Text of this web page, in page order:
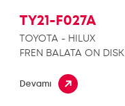
TY21-F027A
TOYOTA - HILUX
FREN BALATA ON DISK
Devamı